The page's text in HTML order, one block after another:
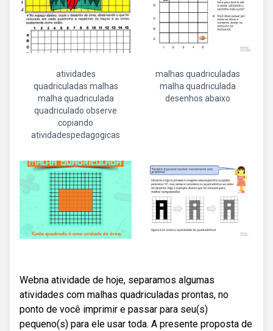
atividades
quadriculadas malhas
malha quadriculada
quadriculado observe
copiando
atividadespedagogicas
malhas quadriculadas
malha quadriculada
desenhos abaixo
Webna atividade de hoje, separamos algumas
atividades com malhas quadriculadas prontas, no
ponto de você imprimir e passar para seu(s)
pequeno(s) para ele usar toda. A presente proposta de